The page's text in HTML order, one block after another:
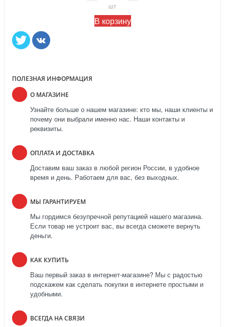
шт
В корзину
ПОЛЕЗНАЯ ИНФОРМАЦИЯ
О МАГАЗИНЕ
Узнайте больше о нашем магазине: кто мы, наши клиенты и
почему они выбрали именно нас. Наши контакты и
реквизиты.
ОПЛАТА И ДОСТАВКА
Доставим ваш заказ в любой регион России, в удобное
время и день. Работаем для вас, без выходных.
МЫ ГАРАНТИРУЕМ
Мы гордимся безупречной репутацией нашего магазина.
Если товар не устроит вас, вы всегда сможете вернуть
деньги.
КАК КУПИТЬ
Ваш первый заказ в интернет-магазине? Мы с радостью
подскажем как сделать покупки в интернете простыми и
удобными.
ВСЕГДА НА СВЯЗИ